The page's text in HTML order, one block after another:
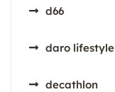
d66
daro lifestyle
decathlon